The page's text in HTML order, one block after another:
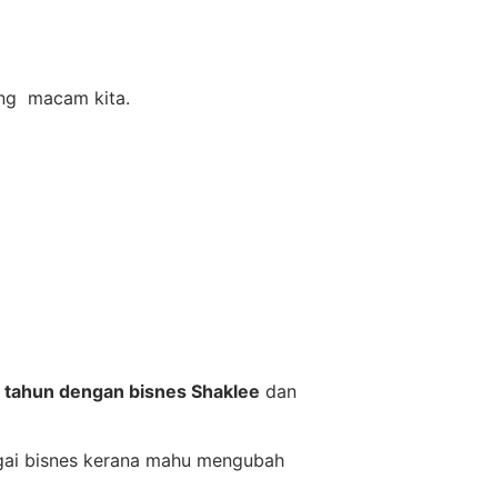
macam kita.
tahun dengan bisnes Shaklee dan
bisnes kerana mahu mengubah